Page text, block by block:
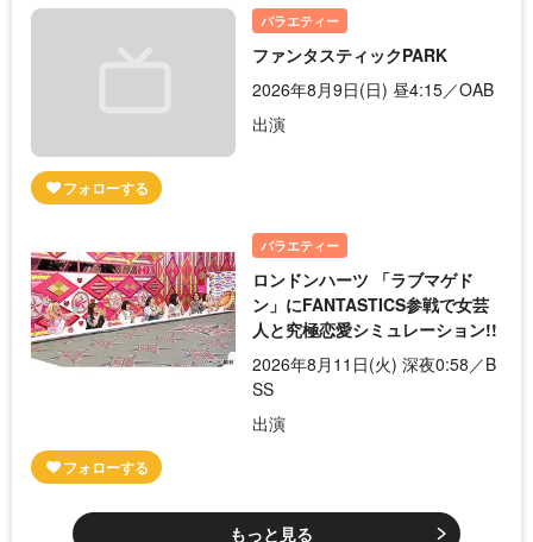
バラエティー
ファンタスティックPARK
2026年8月9日(日) 昼4:15／OAB
出演
バラエティー
ロンドンハーツ 「ラブマゲド
ン」にFANTASTICS参戦で女芸
人と究極恋愛シミュレーション!!
2026年8月11日(火) 深夜0:58／B
SS
出演
もっと見る